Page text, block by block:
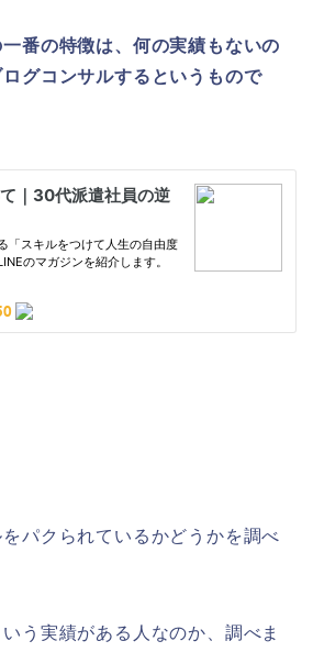
番の特徴は、何の実績もないの
グコンサルするというもので
パクられているかどうかを調べ
う実績がある人なのか、調べま